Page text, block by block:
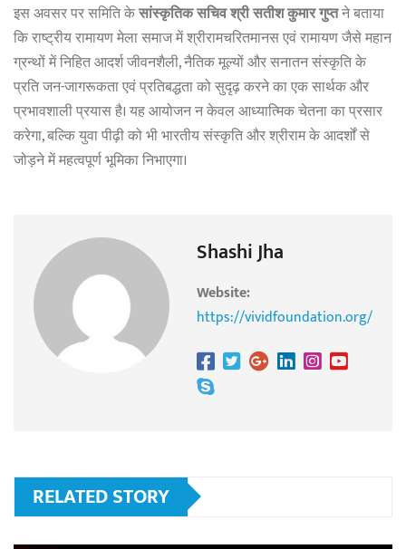
इस अवसर पर समिति केसांस्कृतिक सचिव श्री सतीश कुमार गुप्तने बताया
कि राष्ट्रीय रामायण मेला समाज में श्रीरामचरितमानस एवं रामायण जैसे महान
ग्रन्थों में निहित आदर्श जीवनशैली, नैतिक मूल्यों और सनातन संस्कृति के
प्रति जन-जागरूकता एवं प्रतिबद्धता को सुदृढ़ करने का एक सार्थक और
प्रभावशाली प्रयास है। यह आयोजन न केवल आध्यात्मिक चेतना का प्रसार
करेगा, बल्कि युवा पीढ़ी को भी भारतीय संस्कृति और श्रीराम के आदर्शों से
जोड़ने में महत्वपूर्ण भूमिका निभाएगा।
Shashi Jha
Website:
https://vividfoundation.org/
RELATED STORY